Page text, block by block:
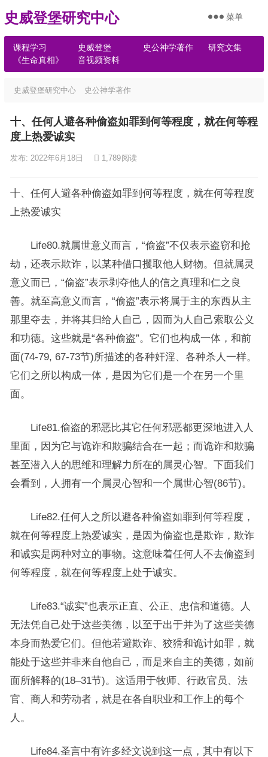
史威登堡研究中心
课程学习 史威登堡 史公神学著作
研究文集
《生命真相》
音视频资料
菜单
史威登堡研究中心 史公神学著作
十、任何人避各种偷盗如罪到何等程度，就在何等程
度上热爱诚实
发布: 2022年6月18日 1,789阅读
十、任何人避各种偷盗如罪到何等程度，就在何等程度
上热爱诚实
Life80.就属世意义而言，“偷盗”不仅表示盗窃和抢
劫，还表示欺诈，以某种借口攫取他人财物。但就属灵
意义而已，“偷盗”表示剥夺他人的信之真理和仁之良
善。就至高意义而言，“偷盗”表示将属于主的东西从主
那里夺去，并将其归给人自己，因而为人自己索取公义
和功德。这些就是“各种偷盗”。它们也构成一体，和前
面(74-79, 67-73节)所描述的各种奸淫、各种杀人一样。
它们之所以构成一体，是因为它们是一个在另一个里
面。
Life81.偷盗的邪恶比其它任何邪恶都更深地进入人
里面，因为它与诡诈和欺骗结合在一起；而诡诈和欺骗
甚至潜入人的思维和理解力所在的属灵心智。下面我们
会看到，人拥有一个属灵心智和一个属世心智(86节)。
Life82.任何人之所以避各种偷盗如罪到何等程度，
就在何等程度上热爱诚实，是因为偷盗也是欺诈，欺诈
和诚实是两种对立的事物。这意味着任何人不去偷盗到
何等程度，就在何等程度上处于诚实。
Life83.“诚实”也表示正直、公正、忠信和道德。人
无法凭自己处于这些美德，以至于出于并为了这些美德
本身而热爱它们。但他若避欺诈、狡猾和诡计如罪，就
能处于这些并非来自他自己，而是来自主的美德，如前
面所解释的(18–31节)。这适用于牧师、行政官员、法
官、商人和劳动者，就是在各自职业和工作上的每个
人。
Life84.圣言中有许多经文说到这一点，其中有以下